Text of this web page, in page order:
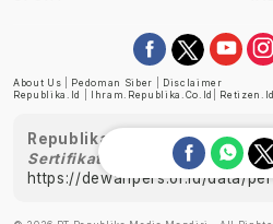
About Us Pedoman Siber
Disclaimer
Republika.id
Ihram.republika.co.id Retizen.id
Republika telah diverifikasi
Sertifikat Nomor 1058/DP-
https://dewanpers.or.id/data/